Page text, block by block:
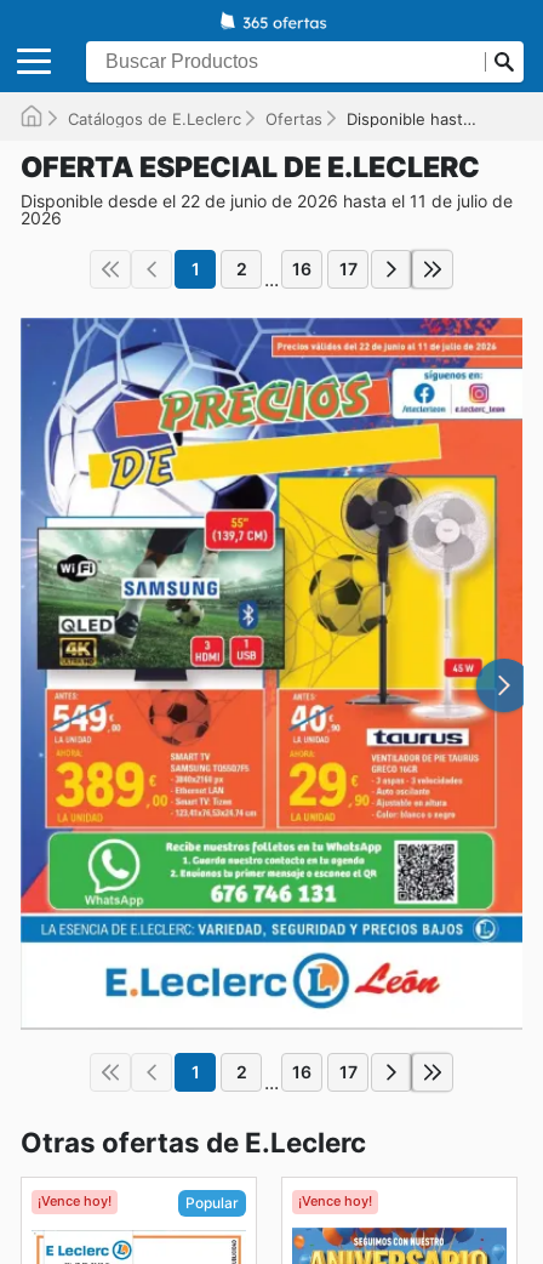
Catálogos de E.Leclerc Ofertas Disponible hasta el 11/07/2026
OFERTA ESPECIAL DE E.LECLERC
Disponible desde el 22 de junio de 2026 hasta el 11 de julio de
2026
1 2 ... 16 17
1 2 ... 16 17
Otras ofertas de E.Leclerc
¡Vence hoy! Popular ¡Vence hoy!